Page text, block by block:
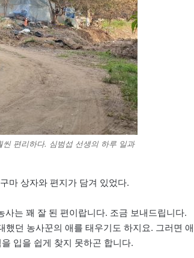
편리하다. 심범섭 선생의 하루 일과
마 상자와 편지가 담겨 있었다.
는 꽤 잘 된 편이랍니다. 조금 보내드립니다.
던 농사꾼의 애를 태우기도 하지요. 그러면 애
입을 쉽게 찾지 못하곤 합니다.